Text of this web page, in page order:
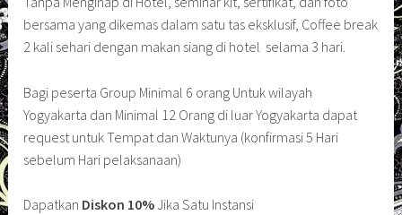
bersama yang dikemas dalam satu tas eksklusif, Coffee break
2 kali sehari dengan makan siang di hotel selama 3 hari.
Bagi peserta Group Minimal 6 orang Untuk wilayah
Yogyakarta dan Minimal 12 Orang di luar Yogyakarta dapat
request untuk Tempat dan Waktunya (konfirmasi 5 Hari
sebelum Hari pelaksanaan)
Dapatkan Diskon 10%Jika Satu Instansi